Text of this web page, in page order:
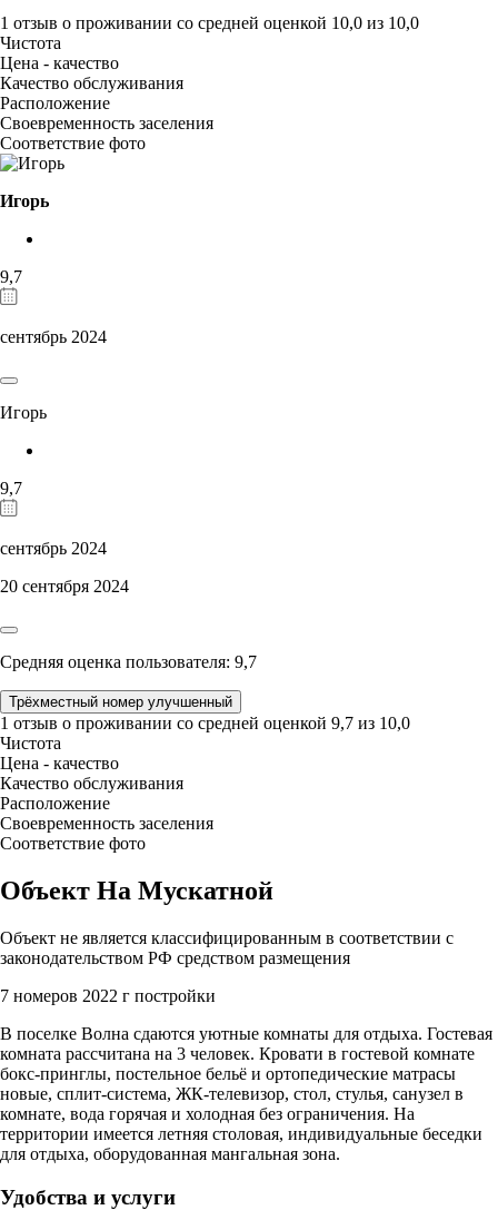
1 отзыв о проживании со средней оценкой 10,0 из 10,0
Чистота
Цена - качество
Качество обслуживания
Расположение
Своевременность заселения
Соответствие фото
Игорь
9,7
сентябрь 2024
Игорь
9,7
сентябрь 2024
20 сентября 2024
Средняя оценка пользователя: 9,7
Трёхместный номер улучшенный
1 отзыв о проживании со средней оценкой 9,7 из 10,0
Чистота
Цена - качество
Качество обслуживания
Расположение
Своевременность заселения
Соответствие фото
Объект На Мускатной
Объект не является классифицированным в соответствии с
законодательством РФ средством размещения
7 номеров 2022 г постройки
В поселке Волна сдаются уютные комнаты для отдыха. Гостевая
комната рассчитана на 3 человек. Кровати в гостевой комнате
бокс-принглы, постельное бельё и ортопедические матрасы
новые, сплит-система, ЖК-телевизор, стол, стулья, санузел в
комнате, вода горячая и холодная без ограничения. На
территории имеется летняя столовая, индивидуальные беседки
для отдыха, оборудованная мангальная зона.
Удобства и услуги